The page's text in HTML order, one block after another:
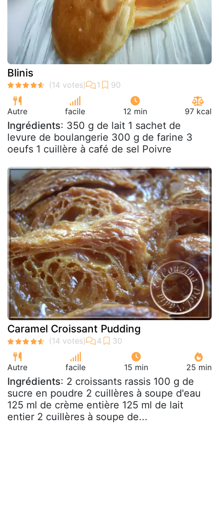
Blinis
Autre facile 12 min 97 kcal
Ingrédients: 350 g de lait 1 sachet de
levure de boulangerie 300 g de farine 3
oeufs 1 cuillère à café de sel Poivre
Caramel Croissant Pudding
Autre facile 15 min 25 min
Ingrédients: 2 croissants rassis 100 g de
sucre en poudre 2 cuillères à soupe d'eau
125 ml de crème entière 125 ml de lait
entier 2 cuillères à soupe de...